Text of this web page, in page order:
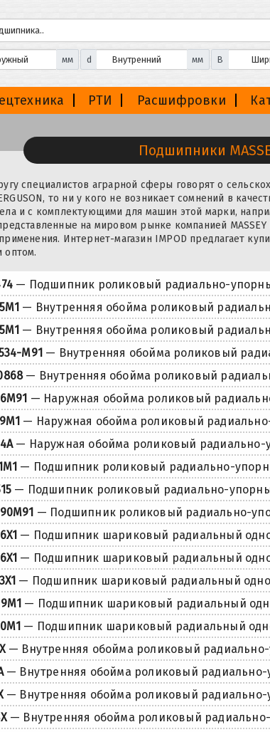
мм d мм B
РТИ Расшифровки
Подшипники
специалистов аграрной сферы говорят о
то ни у кого не возникает сомнений в
и с комплектующими для машин этой марки,
на мировом рынке компанией
Интернет-магазин IMPOD предлагает
оптом.
— Подшипник роликовый радиально-
— Внутренняя обойма роликовый
— Внутренняя обойма роликовый
M91 — Внутренняя обойма роликовый
— Внутренняя обойма роликовый
— Наружная обойма роликовый
— Наружная обойма роликовый
— Наружная обойма роликовый радиально-
— Подшипник роликовый радиально-
— Подшипник роликовый радиально-
— Подшипник роликовый радиально-
— Подшипник шариковый радиальный
— Подшипник шариковый радиальный
— Подшипник шариковый радиальный
— Подшипник шариковый радиальный
— Подшипник шариковый радиальный
— Внутренняя обойма роликовый
— Внутренняя обойма роликовый
— Внутренняя обойма роликовый
— Внутренняя обойма роликовый